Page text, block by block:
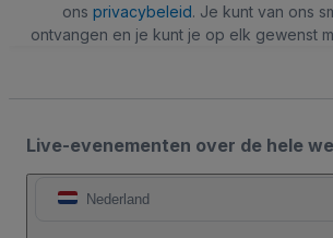
ons privacybeleid. Je kunt van ons
ontvangen en je kunt je op elk gewenst
Live-evenementen over de hele
Nederland